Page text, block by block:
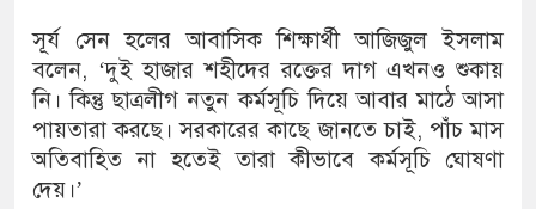
সূর্য সেন হলের আবাসিক শিক্ষার্থী আজিজুল ইসলাম
বলেন, ‘দুই হাজার শহীদের রক্তের দাগ এখনও শুকায়
নি‌। কিন্তু ছাত্রলীগ নতুন কর্মসূচি দিয়ে আবার মাঠে আসা
পায়তারা করছে। সরকারের কাছে জানতে চাই, পাঁচ মাস
অতিবাহিত না হতেই তারা কীভাবে কর্মসূচি ঘোষণা
দেয়।’